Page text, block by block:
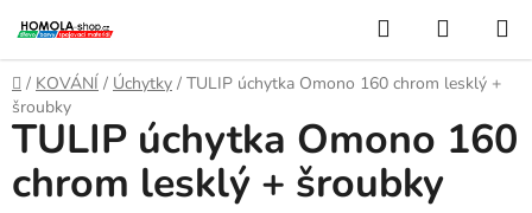
na
obsah
Hledat
KOŠÍK
Domů
/ KOVÁNÍ / Úchytky / TULIP úchytka Omono 160 chrom lesklý +
šroubky
TULIP úchytka Omono 160
chrom lesklý + šroubky